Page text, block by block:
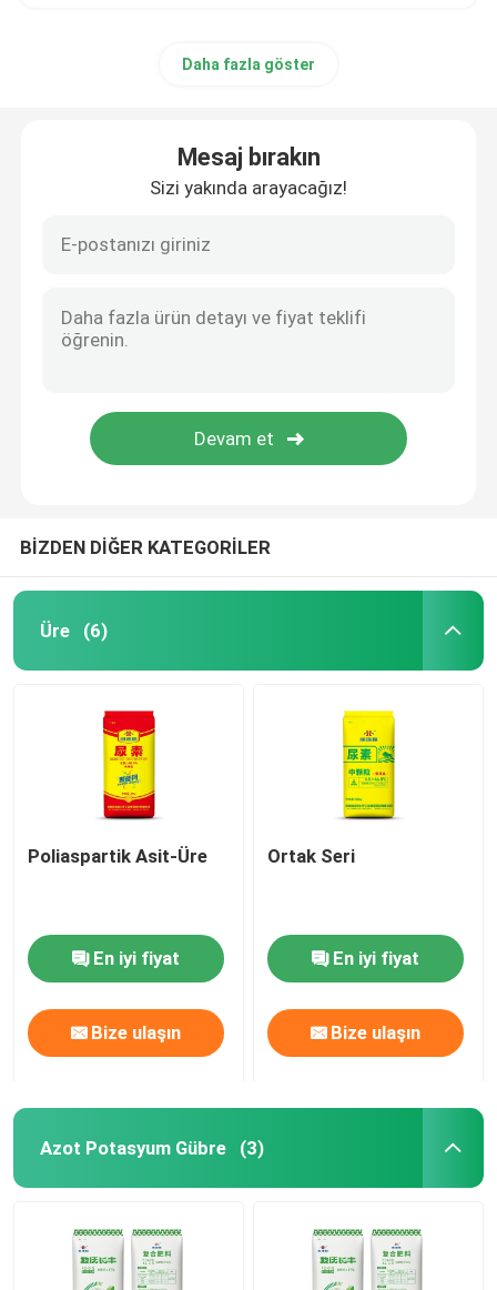
Daha fazla göster
Mesaj bırakın
Sizi yakında arayacağız!
BİZDEN DİĞER KATEGORİLER
Üre (6)
Poliaspartik Asit-Üre
En iyi fiyat
Bize ulaşın
Ortak Seri
En iyi fiyat
Bize ulaşın
Azot Potasyum Gübre (3)